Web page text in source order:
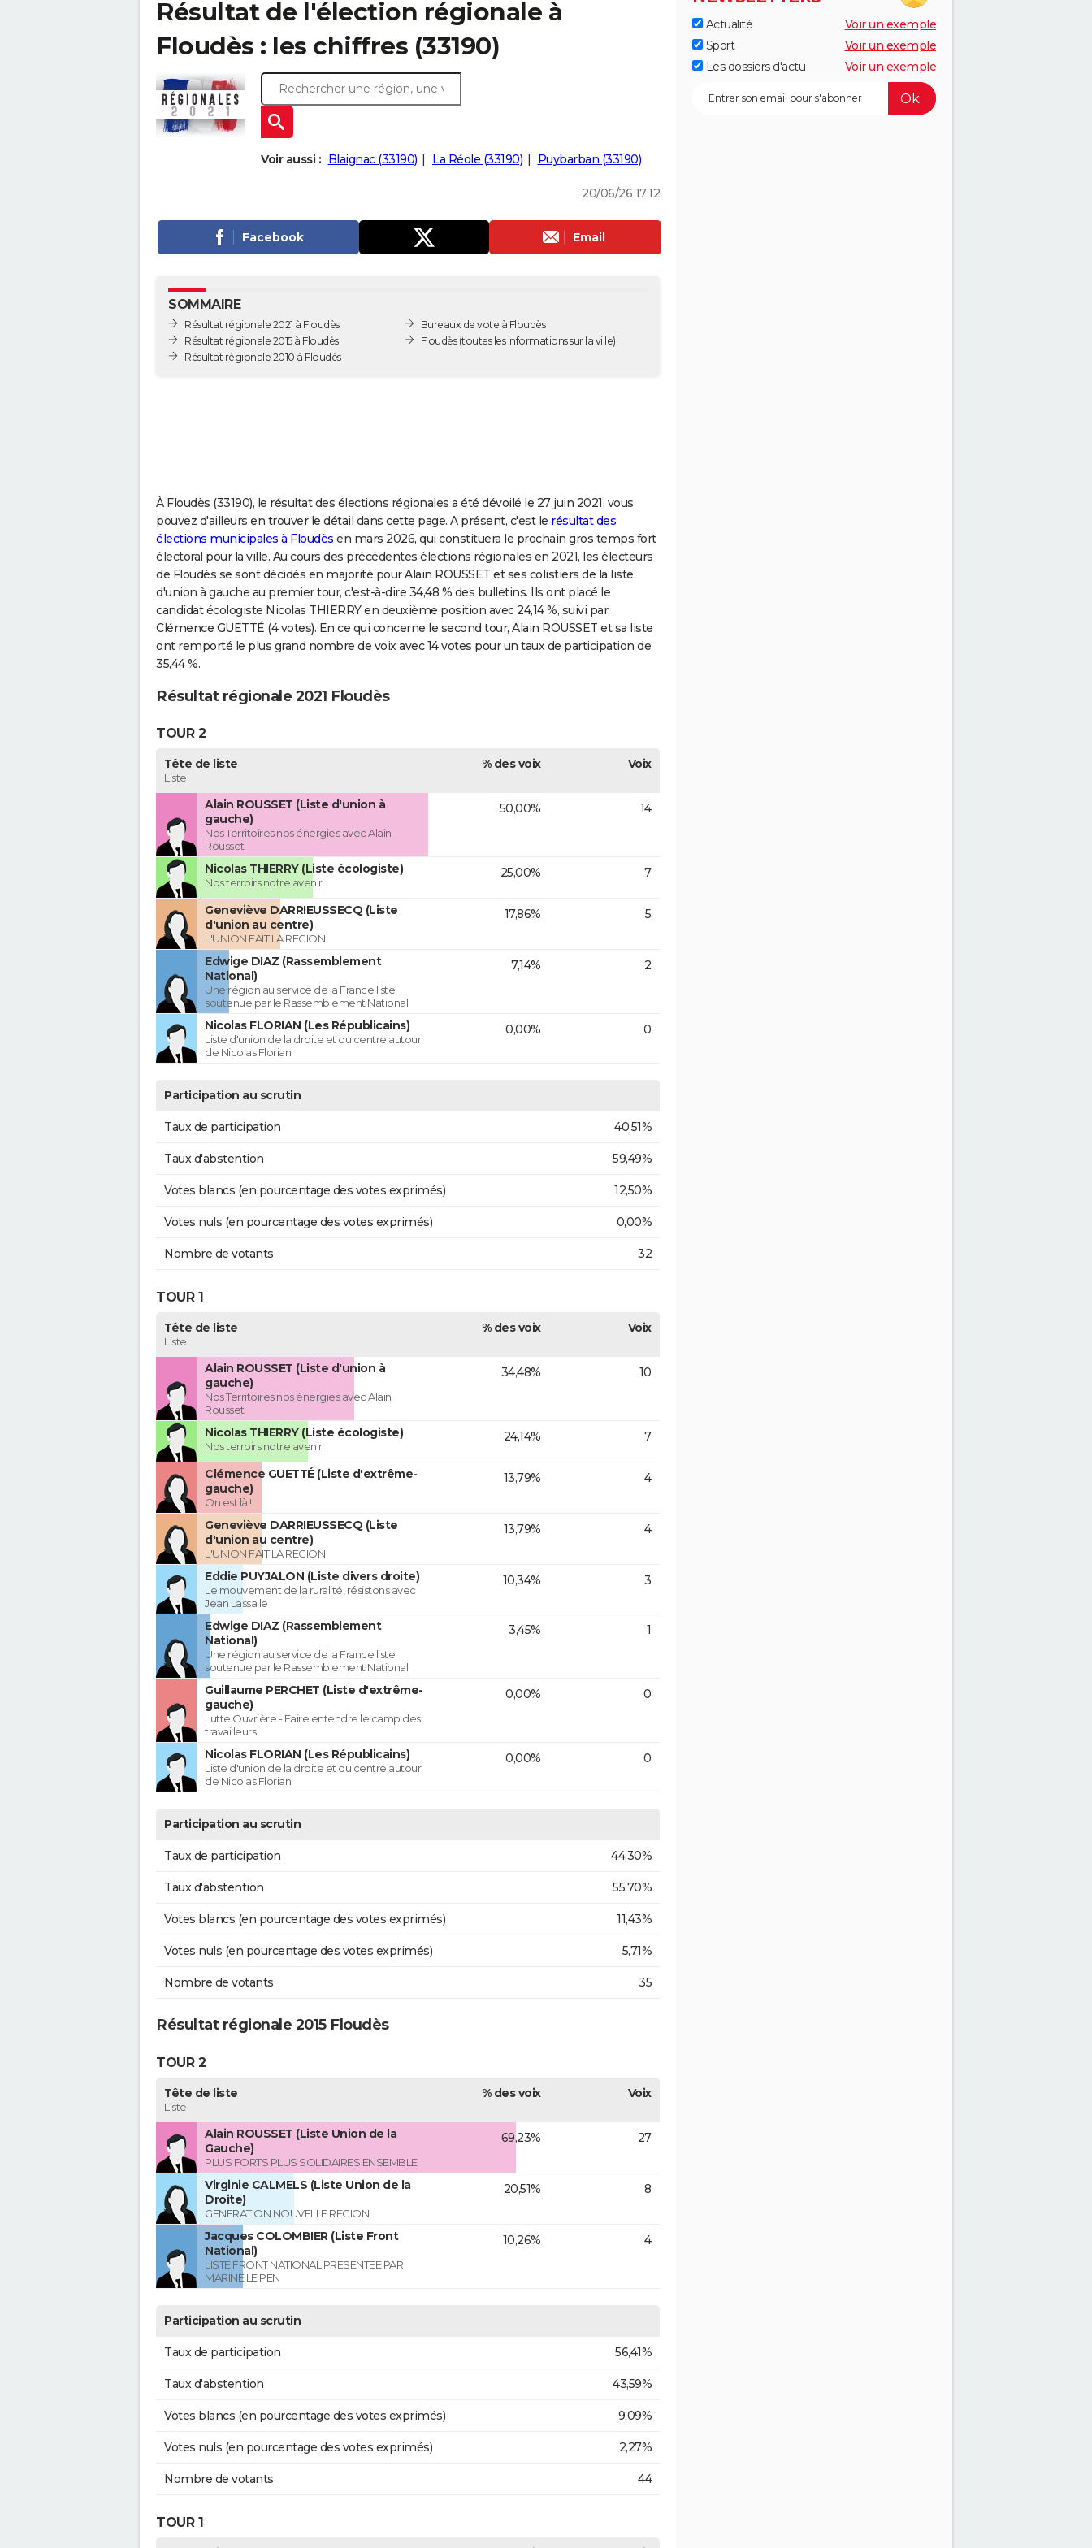
Résultat de l'élection régionale à
Floudès : les chiffres (33190)
Voir aussi : Blaignac (33190) La Réole (33190) Puybarban (33190)
20/06/26 17:12
Facebook Email
SOMMAIRE
Résultat régionale 2021 à Floudès
Résultat régionale 2015 à Floudès
Résultat régionale 2010 à Floudès
Bureaux de vote à Floudès
Floudès(toutes les informations sur la ville)
À Floudès (33190), le résultat des élections régionales a été dévoilé le 27 juin 2021, vous
pouvez d'ailleurs en trouver le détail dans cette page. A présent, c'est le résultat des
élections municipales à Floudès en mars 2026, qui constituera le prochain gros temps fort
électoral pour la ville. Au cours des précédentes élections régionales en 2021, les électeurs
de Floudès se sont décidés en majorité pour Alain ROUSSET et ses colistiers de la liste
d'union à gauche au premier tour, c'est-à-dire 34,48 % des bulletins. Ils ont placé le
candidat écologiste Nicolas THIERRY en deuxième position avec 24,14 %, suivi par
Clémence GUETTÉ (4 votes). En ce qui concerne le second tour, Alain ROUSSET et sa liste
ont remporté le plus grand nombre de voix avec 14 votes pour un taux de participation de
35,44 %.
Résultat régionale 2021 Floudès
TOUR 2
Tête de liste
Liste
% des voix Voix
Alain ROUSSET (Liste d'union à
gauche)
Nos Territoires nos énergies avec Alain
Rousset
50,00% 14
Nicolas THIERRY (Liste écologiste)
Nos terroirs notre avenir
25,00% 7
Geneviève DARRIEUSSECQ (Liste
d'union au centre)
L'UNION FAIT LA REGION
17,86% 5
Edwige DIAZ (Rassemblement
National)
Une région au service de la France liste
soutenue par le Rassemblement National
7,14% 2
Nicolas FLORIAN (Les Républicains)
Liste d'union de la droite et du centre autour
de Nicolas Florian
0,00% 0
Participation au scrutin
Taux de participation 40,51%
Taux d'abstention 59,49%
Votes blancs (en pourcentage des votes exprimés) 12,50%
Votes nuls (en pourcentage des votes exprimés) 0,00%
Nombre de votants 32
TOUR 1
Tête de liste
Liste
% des voix Voix
Alain ROUSSET (Liste d'union à
gauche)
Nos Territoires nos énergies avec Alain
Rousset
34,48% 10
Nicolas THIERRY (Liste écologiste)
Nos terroirs notre avenir
24,14% 7
Clémence GUETTÉ (Liste d'extrême-
gauche)
On est là !
13,79% 4
Geneviève DARRIEUSSECQ (Liste
d'union au centre)
L'UNION FAIT LA REGION
13,79% 4
Eddie PUYJALON (Liste divers droite)
Le mouvement de la ruralité, résistons avec
Jean Lassalle
10,34% 3
Edwige DIAZ (Rassemblement
National)
Une région au service de la France liste
soutenue par le Rassemblement National
3,45% 1
Guillaume PERCHET (Liste d'extrême-
gauche)
Lutte Ouvrière - Faire entendre le camp des
travailleurs
0,00% 0
Nicolas FLORIAN (Les Républicains)
Liste d'union de la droite et du centre autour
de Nicolas Florian
0,00% 0
Participation au scrutin
Taux de participation 44,30%
Taux d'abstention 55,70%
Votes blancs (en pourcentage des votes exprimés) 11,43%
Votes nuls (en pourcentage des votes exprimés) 5,71%
Nombre de votants 35
Résultat régionale 2015 Floudès
TOUR 2
Tête de liste
Liste
% des voix Voix
Alain ROUSSET (Liste Union de la
Gauche)
PLUS FORTS PLUS SOLIDAIRES ENSEMBLE
69,23% 27
Virginie CALMELS (Liste Union de la
Droite)
GENERATION NOUVELLE REGION
20,51% 8
Jacques COLOMBIER (Liste Front
National)
LISTE FRONT NATIONAL PRESENTEE PAR
MARINE LE PEN
10,26% 4
Participation au scrutin
Taux de participation 56,41%
Taux d'abstention 43,59%
Votes blancs (en pourcentage des votes exprimés) 9,09%
Votes nuls (en pourcentage des votes exprimés) 2,27%
Nombre de votants 44
TOUR 1
Actualité
Voir un exemple
Sport
Voir un exemple
Les dossiers d'actu
Voir un exemple